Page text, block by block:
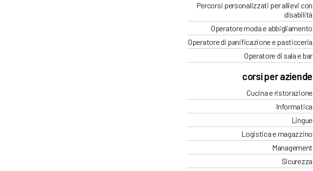
Percorsi personalizzati per allievi con
disabilità
Operatore moda e abbigliamento
Operatore di panificazione e pasticceria
Operatore di sala e bar
corsi per aziende
Cucina e ristorazione
Informatica
Lingue
Logistica e magazzino
Management
Sicurezza